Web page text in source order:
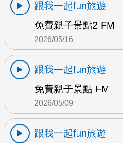
跟我一起fun旅遊
免費親子景點2 FM
2026/05/16
跟我一起fun旅遊
免費親子景點 FM
2026/05/09
跟我一起fun旅遊